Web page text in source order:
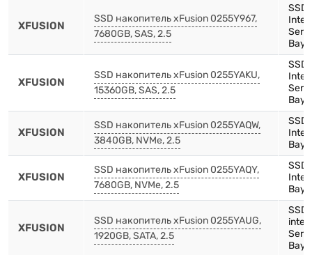
XFUSION
SSD накопитель xFusion 0255Y967,
7680GB, SAS, 2.5
Bay)
XFUSION
SSD накопитель xFusion 0255YAKU,
15360GB, SAS, 2.5
Bay)
XFUSION
SSD накопитель xFusion 0255YAQW,
3840GB, NVMe, 2.5
Bay)
XFUSION
SSD накопитель xFusion 0255YAQY,
7680GB, NVMe, 2.5
Bay)
XFUSION
SSD накопитель xFusion 0255YAUG,
1920GB, SATA, 2.5
Bay)